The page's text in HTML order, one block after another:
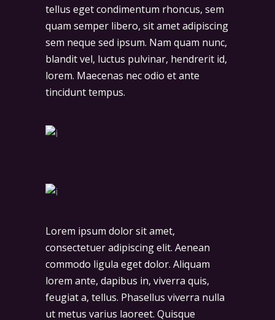
tellus eget condimentum rhoncus, sem
quam semper libero, sit amet adipiscing
sem neque sed ipsum. Nam quam nunc,
blandit vel, luctus pulvinar, hendrerit id,
lorem. Maecenas nec odio et ante
tincidunt tempus.
Lorem ipsum dolor sit amet,
consectetuer adipiscing elit. Aenean
commodo ligula eget dolor. Aliquam
lorem ante, dapibus in, viverra quis,
feugiat a, tellus. Phasellus viverra nulla
ut metus varius laoreet. Quisque